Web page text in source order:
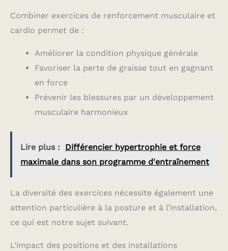
Combiner exercices de renforcement musculaire et
cardio permet de :
Améliorer la condition physique générale
Favoriser la perte de graisse tout en gagnant
en force
Prévenir les blessures par un développement
musculaire harmonieux
Lire plus :
Différencier hypertrophie et force
maximale dans son programme d'entraînement
La diversité des exercices nécessite également une
attention particulière à la posture et à l’installation,
ce qui est notre sujet suivant.
L’impact des positions et des installations